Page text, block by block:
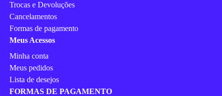
Trocas e Devoluções
Cancelamentos
Formas de pagamento
Meus Acessos
Minha conta
Meus pedidos
Lista de desejos
FORMAS DE PAGAMENTO